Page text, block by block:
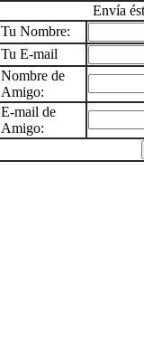
Envía
Tu Nombre:
Tu E-mail
Nombre de
Amigo:
E-mail de
Amigo: